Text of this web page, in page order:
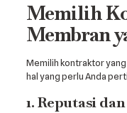
Memilih
Membran
Memilih kontraktor
hal yang perlu Anda
1. Reputasi